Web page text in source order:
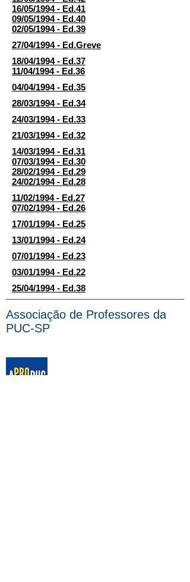
16/05/1994 - Ed.41
09/05/1994 - Ed.40
02/05/1994 - Ed.39
27/04/1994 - Ed.Greve
18/04/1994 - Ed.37
11/04/1994 - Ed.36
04/04/1994 - Ed.35
28/03/1994 - Ed.34
24/03/1994 - Ed.33
21/03/1994 - Ed.32
14/03/1994 - Ed.31
07/03/1994 - Ed.30
28/02/1994 - Ed.29
24/02/1994 - Ed.28
11/02/1994 - Ed.27
07/02/1994 - Ed.26
17/01/1994 - Ed.25
13/01/1994 - Ed.24
07/01/1994 - Ed.23
03/01/1994 - Ed.22
25/04/1994 - Ed.38
Associação de Professores da
PUC-SP